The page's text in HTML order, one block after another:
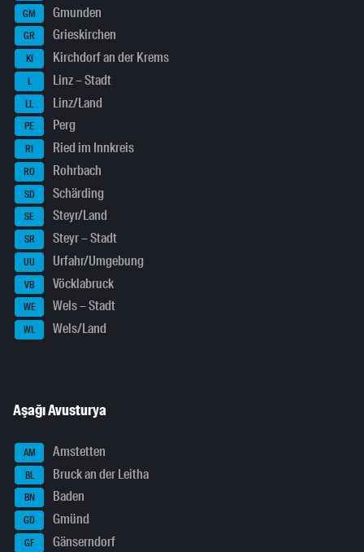
GM Gmunden
GR Grieskirchen
KI Kirchdorf an der Krems
L Linz – Stadt
LL Linz/Land
PE Perg
RI Ried im Innkreis
RO Rohrbach
SD Schärding
SE Steyr/Land
SR Steyr – Stadt
UU Urfahr/Umgebung
VB Vöcklabruck
WE Wels – Stadt
WL Wels/Land
Aşağı Avusturya
AM Amstetten
BL Bruck an der Leitha
BN Baden
GD Gmünd
GF Gänserndorf